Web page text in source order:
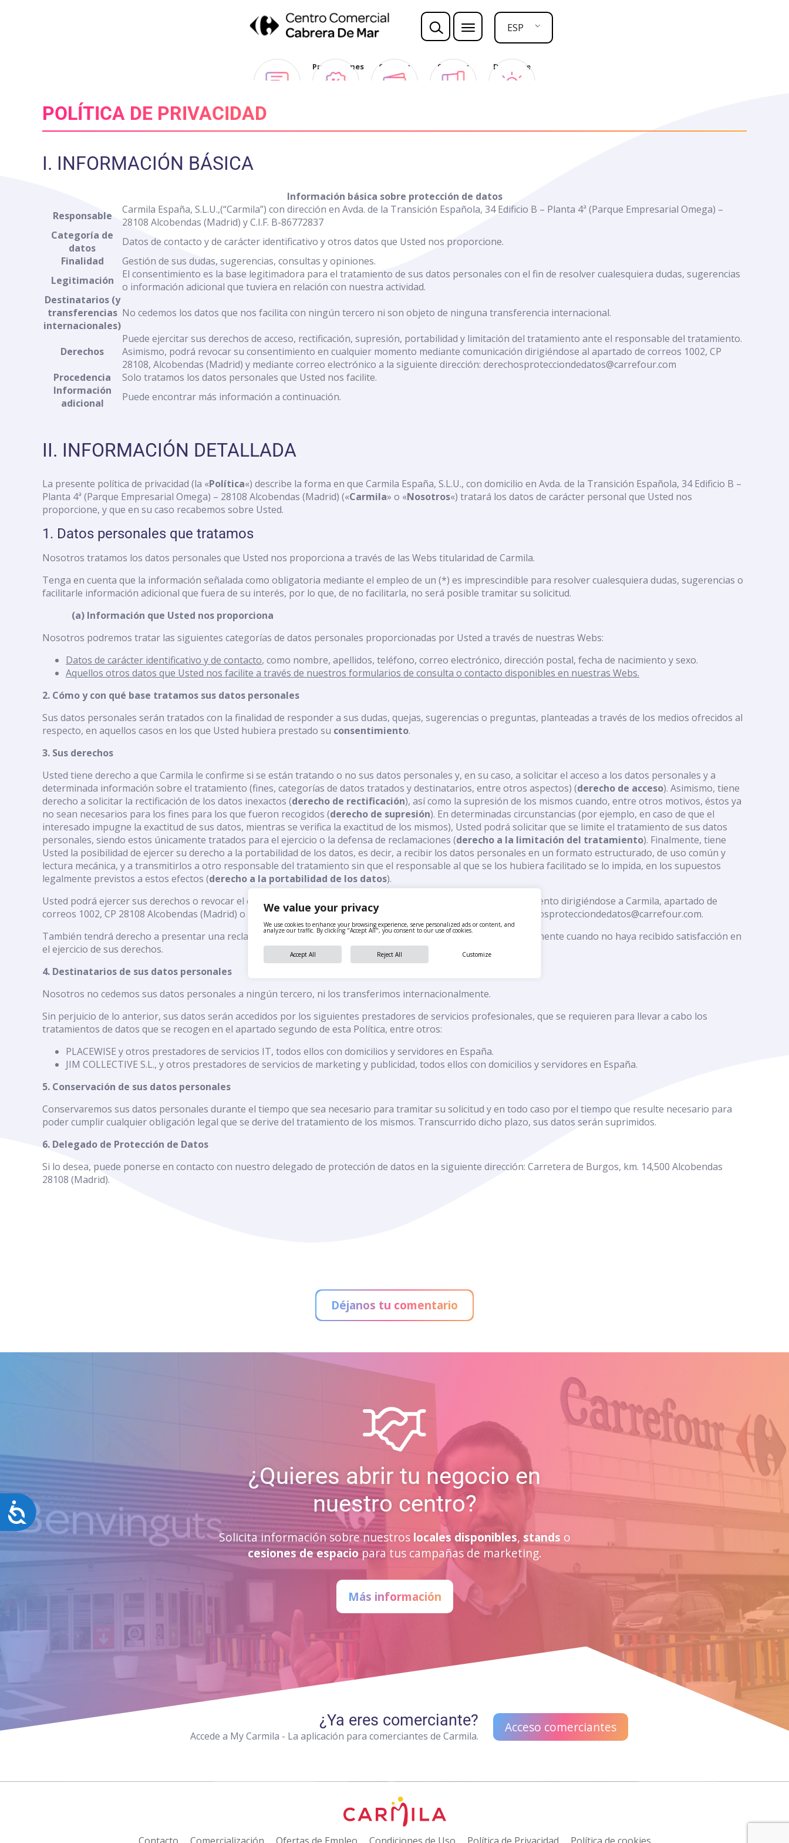
We value your privacy
We use cookies to enhance your browsing experience, serve personalized ads or content, and
analyze our traffic. By clicking "Accept All", you consent to our use of cookies.
Customize
Reject All
Accept All
accesibilidad.
discapacidad
accesibilidad.
Accesibilidad
ESP
Opina Promociones
Ofertas
Club
Sorteos Descubre
POLÍTICA DE PRIVACIDAD
I. INFORMACIÓN BÁSICA
Información básica sobre protección de datos
Responsable
Carmila España, S.L.U.,(“Carmila”) con dirección en Avda. de la Transición Española, 34 Edificio B – Planta 4ª (Parque Empresarial Omega) –
28108 Alcobendas (Madrid) y C.I.F. B-86772837
Categoría de
datos
Datos de contacto y de carácter identificativo y otros datos que Usted nos proporcione.
Finalidad
Gestión de sus dudas, sugerencias, consultas y opiniones.
Legitimación
El consentimiento es la base legitimadora para el tratamiento de sus datos personales con el fin de resolver cualesquiera dudas, sugerencias
o información adicional que tuviera en relación con nuestra actividad.
Destinatarios (y
transferencias
internacionales)
No cedemos los datos que nos facilita con ningún tercero ni son objeto de ninguna transferencia internacional.
Derechos
Puede ejercitar sus derechos de acceso, rectificación, supresión, portabilidad y limitación del tratamiento ante el responsable del tratamiento.
Asimismo, podrá revocar su consentimiento en cualquier momento mediante comunicación dirigiéndose al apartado de correos 1002, CP
28108, Alcobendas (Madrid) y mediante correo electrónico a la siguiente dirección: derechosprotecciondedatos@carrefour.com
Procedencia
Solo tratamos los datos personales que Usted nos facilite.
Información
adicional
Puede encontrar más información a continuación.
II. INFORMACIÓN DETALLADA
La presente política de privacidad (la «Política«) describe la forma en que Carmila España, S.L.U., con domicilio en Avda. de la Transición Española, 34 Edificio B –
Planta 4ª (Parque Empresarial Omega) – 28108 Alcobendas (Madrid) («Carmila» o «Nosotros«) tratará los datos de carácter personal que Usted nos
proporcione, y que en su caso recabemos sobre Usted.
1. Datos personales que tratamos
Nosotros tratamos los datos personales que Usted nos proporciona a través de las Webs titularidad de Carmila.
Tenga en cuenta que la información señalada como obligatoria mediante el empleo de un (*) es imprescindible para resolver cualesquiera dudas, sugerencias o
facilitarle información adicional que fuera de su interés, por lo que, de no facilitarla, no será posible tramitar su solicitud.
(a) Información que Usted nos proporciona
Nosotros podremos tratar las siguientes categorías de datos personales proporcionadas por Usted a través de nuestras Webs:
Datos de carácter identificativo y de contacto, como nombre, apellidos, teléfono, correo electrónico, dirección postal, fecha de nacimiento y sexo.
Aquellos otros datos que Usted nos facilite a través de nuestros formularios de consulta o contacto disponibles en nuestras Webs.
2. Cómo y con qué base tratamos sus datos personales
Sus datos personales serán tratados con la finalidad de responder a sus dudas, quejas, sugerencias o preguntas, planteadas a través de los medios ofrecidos al
respecto, en aquellos casos en los que Usted hubiera prestado su consentimiento.
3. Sus derechos
Usted tiene derecho a que Carmila le confirme si se están tratando o no sus datos personales y, en su caso, a solicitar el acceso a los datos personales y a
determinada información sobre el tratamiento (fines, categorías de datos tratados y destinatarios, entre otros aspectos) (derecho de acceso). Asimismo, tiene
derecho a solicitar la rectificación de los datos inexactos (derecho de rectificación), así como la supresión de los mismos cuando, entre otros motivos, éstos ya
no sean necesarios para los fines para los que fueron recogidos (derecho de supresión). En determinadas circunstancias (por ejemplo, en caso de que el
interesado impugne la exactitud de sus datos, mientras se verifica la exactitud de los mismos), Usted podrá solicitar que se limite el tratamiento de sus datos
personales, siendo estos únicamente tratados para el ejercicio o la defensa de reclamaciones (derecho a la limitación del tratamiento). Finalmente, tiene
Usted la posibilidad de ejercer su derecho a la portabilidad de los datos, es decir, a recibir los datos personales en un formato estructurado, de uso común y
lectura mecánica, y a transmitirlos a otro responsable del tratamiento sin que el responsable al que se los hubiera facilitado se lo impida, en los supuestos
legalmente previstos a estos efectos (derecho a la portabilidad de los datos).
Usted podrá ejercer sus derechos o revocar el consentimiento prestado en la presente Política en cualquier momento dirigiéndose a Carmila, apartado de
correos 1002, CP 28108 Alcobendas (Madrid) o bien mediante correo electrónicio en la siguiente dirección: derechosprotecciondedatos@carrefour.com.
También tendrá derecho a presentar una reclamación ante la Agencia Española de Protección de Datos, especialmente cuando no haya recibido satisfacción en
el ejercicio de sus derechos.
4. Destinatarios de sus datos personales
Nosotros no cedemos sus datos personales a ningún tercero, ni los transferimos internacionalmente.
Sin perjuicio de lo anterior, sus datos serán accedidos por los siguientes prestadores de servicios profesionales, que se requieren para llevar a cabo los
tratamientos de datos que se recogen en el apartado segundo de esta Política, entre otros:
PLACEWISE y otros prestadores de servicios IT, todos ellos con domicilios y servidores en España.
JIM COLLECTIVE S.L., y otros prestadores de servicios de marketing y publicidad, todos ellos con domicilios y servidores en España.
5. Conservación de sus datos personales
Conservaremos sus datos personales durante el tiempo que sea necesario para tramitar su solicitud y en todo caso por el tiempo que resulte necesario para
poder cumplir cualquier obligación legal que se derive del tratamiento de los mismos. Transcurrido dicho plazo, sus datos serán suprimidos.
6. Delegado de Protección de Datos
Si lo desea, puede ponerse en contacto con nuestro delegado de protección de datos en la siguiente dirección: Carretera de Burgos, km. 14,500 Alcobendas
28108 (Madrid).
Déjanos tu comentario
¿Quieres abrir tu negocio en
nuestro centro?
Solicita información sobre nuestros locales disponibles, stands o
cesiones de espacio para tus campañas de marketing.
Más información
¿Ya eres comerciante?
Accede a My Carmila - La aplicación para comerciantes de Carmila.
Acceso comerciantes